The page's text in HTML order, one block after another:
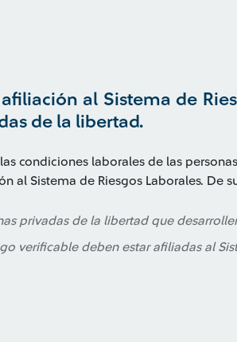
al Sistema de
de la libertad.
condiciones laborales de las
al Sistema de Riesgos Laborales. De
privadas de la libertad que
verificable deben estar afiliadas al